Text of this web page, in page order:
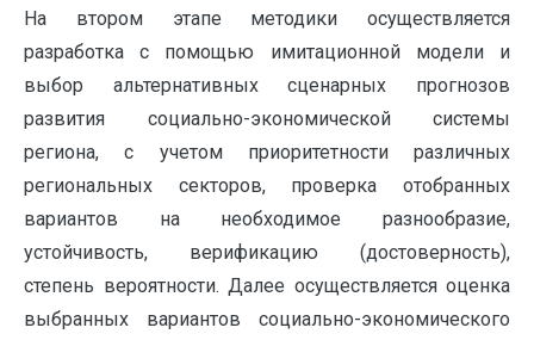
На втором этапе методики осуществляется
разработка с помощью имитационной модели и
выбор альтернативных сценарных прогнозов
развития социально-экономической системы
региона, с учетом приоритетности различных
региональных секторов, проверка отобранных
вариантов на необходимое разнообразие,
устойчивость, верификацию (достоверность),
степень вероятности. Далее осуществляется оценка
выбранных вариантов социально-экономического